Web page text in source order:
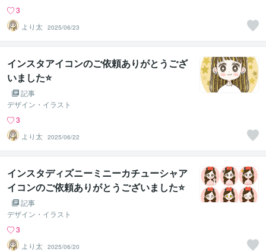
3
より太
2025/06/23
インスタアイコンのご依頼ありがとうござ
いました⭐
記事
デザイン・イラスト
3
より太
2025/06/22
インスタディズニーミニーカチューシャア
イコンのご依頼ありがとうございました⭐
記事
デザイン・イラスト
3
より太
2025/06/20